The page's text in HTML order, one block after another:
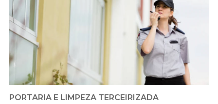
PORTARIA E LIMPEZA TERCEIRIZADA